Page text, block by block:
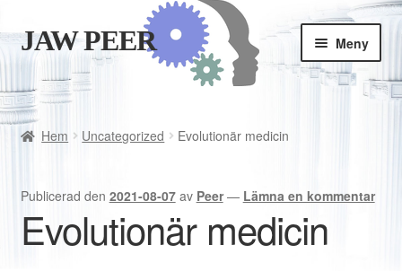
Hoppa
navigering
Hoppa
innehåll
JAW PEER Meny
Butiken
Goda vanor
Kassan
Hem Uncategorized Evolutionär medicin
Publicerad den 2021-08-07 av Peer — Lämna en kommentar
Evolutionär medicin